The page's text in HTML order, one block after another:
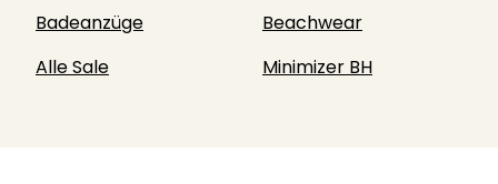
Badeanzüge
Beachwear
Alle Sale
Minimizer BH